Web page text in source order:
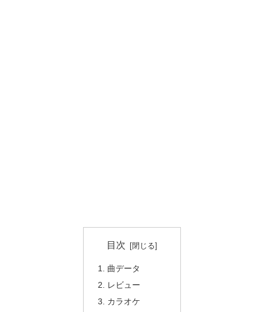
目次
曲データ
レビュー
カラオケ